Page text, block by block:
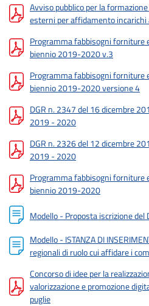
Avviso pubblico per la
esterni per affidamento
Programma fabbisogni forniture
biennio 2019-2020 v.3
Programma fabbisogni forniture
biennio 2019-2020 versione 4
DGR n. 2347 del 16 dicembre
2019 - 2020
DGR n. 2326 del 12 dicembre
2019 - 2020
Programma fabbisogni forniture
biennio 2019-2020
Modello - Proposta iscrizione del
Modello - ISTANZA DI
regionali di ruolo cui affidare i
Concorso di idee per la
valorizzazione e promozione
puglie